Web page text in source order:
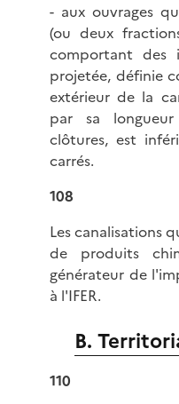
- aux ouvrages
(ou deux
comportant des
projetée, définie
extérieur de la
par sa
clôtures, est
carrés.
108
Les canalisations
de produits
générateur de
à l'IFER.
B.
110